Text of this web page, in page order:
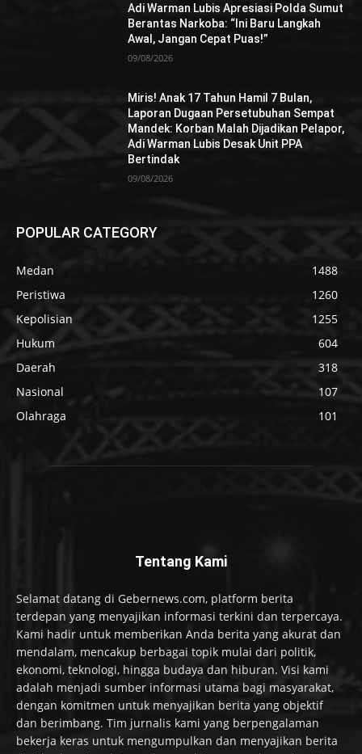
Adi Warman Lubis Apresiasi Polda Sumut
Berantas Narkoba: “Ini Baru Langkah
Awal, Jangan Cepat Puas!”
09/08/2026
Miris! Anak 17 Tahun Hamil 7 Bulan,
Laporan Dugaan Persetubuhan Sempat
Mandek: Korban Malah Dijadikan Pelapor,
Adi Warman Lubis Desak Unit PPA
Bertindak
09/08/2026
POPULAR CATEGORY
Medan
1488
Peristiwa
1260
Kepolisian
1255
Hukum
604
Daerah
318
Nasional
107
Olahraga
101
Tentang Kami
Selamat datang di Gebernews.com, platform berita
terdepan yang menyajikan informasi terkini dan terpercaya.
Kami hadir untuk memberikan Anda berita yang akurat dan
mendalam, mencakup berbagai topik mulai dari politik,
ekonomi, teknologi, hingga budaya dan hiburan. Visi kami
adalah menjadi sumber informasi utama bagi masyarakat,
dengan komitmen untuk menyajikan berita yang objektif
dan berimbang. Tim jurnalis kami yang berpengalaman
bekerja keras untuk mengumpulkan dan menyajikan berita